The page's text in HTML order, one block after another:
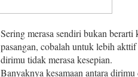
Sering merasa sendiri bukan
pasangan, cobalah untuk lebih
dirimu tidak merasa kesepian.
Banyaknya kesamaan antara